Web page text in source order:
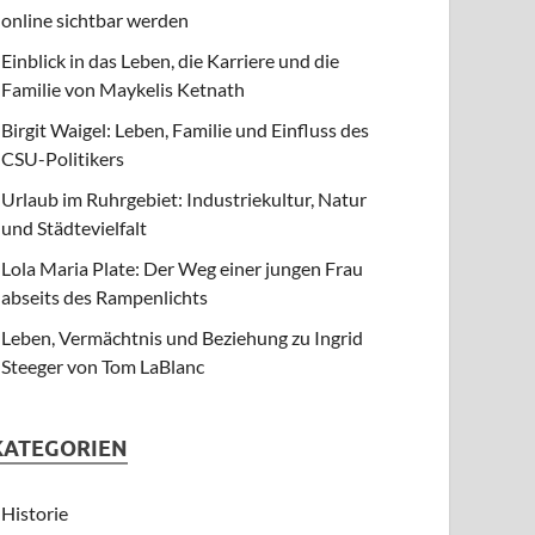
online sichtbar werden
Einblick in das Leben, die Karriere und die
Familie von Maykelis Ketnath
Birgit Waigel: Leben, Familie und Einfluss des
CSU-Politikers
Urlaub im Ruhrgebiet: Industriekultur, Natur
und Städtevielfalt
Lola Maria Plate: Der Weg einer jungen Frau
abseits des Rampenlichts
Leben, Vermächtnis und Beziehung zu Ingrid
Steeger von Tom LaBlanc
Historie